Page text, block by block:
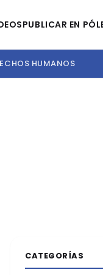
PUBLICAR EN
HUMANOS
CATEGORÍAS